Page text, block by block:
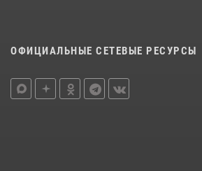
ОФИЦИАЛЬНЫЕ СЕТЕВЫЕ РЕСУРСЫ